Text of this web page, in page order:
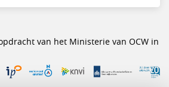
van het Ministerie van OCW in